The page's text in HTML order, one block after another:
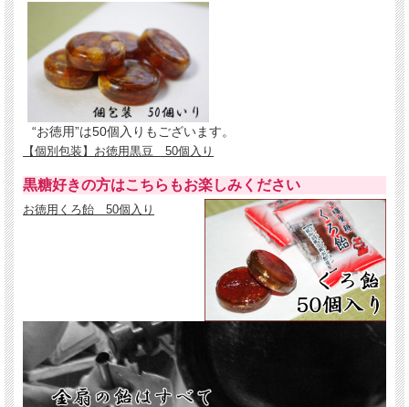
“お徳用”は50個入りもございます。
【個別包装】お徳用黒豆 50個入り
黒糖好きの方はこちらもお楽しみください
お徳用くろ飴 50個入り